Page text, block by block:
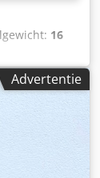
16
Focus
en
bieden
met de
Focus
model:
200-
Advertentie